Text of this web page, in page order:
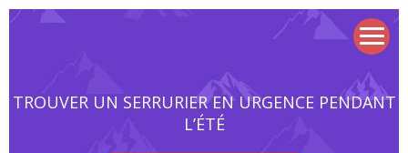
TROUVER UN SERRURIER EN URGENCE PENDANT
L’ÉTÉ